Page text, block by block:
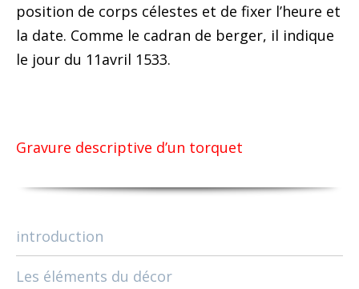
position de corps célestes et de fixer l’heure et
la date. Comme le cadran de berger, il indique
le jour du 11avril 1533.
Gravure descriptive d’un torquet
introduction
Les éléments du décor